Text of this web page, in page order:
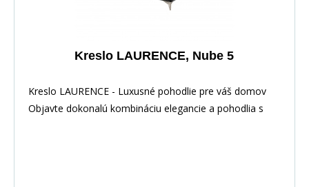
Kreslo LAURENCE, Nube 5
Kreslo LAURENCE - Luxusné pohodlie pre váš domov
Objavte dokonalú kombináciu elegancie a pohodlia s